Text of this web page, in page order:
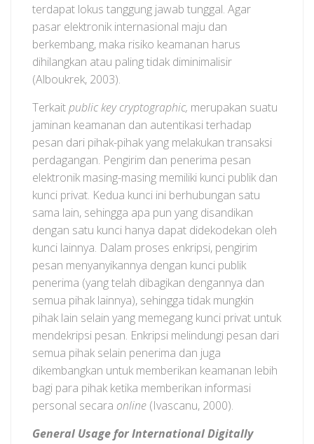
terdapat lokus tanggung jawab tunggal. Agar
pasar elektronik internasional maju dan
berkembang, maka risiko keamanan harus
dihilangkan atau paling tidak diminimalisir
(Alboukrek, 2003).
Terkaitpublic key cryptographic, merupakan suatu
jaminan keamanan dan autentikasi terhadap
pesan dari pihak-pihak yang melakukan transaksi
perdagangan. Pengirim dan penerima pesan
elektronik masing-masing memiliki kunci publik dan
kunci privat. Kedua kunci ini berhubungan satu
sama lain, sehingga apa pun yang disandikan
dengan satu kunci hanya dapat didekodekan oleh
kunci lainnya. Dalam proses enkripsi, pengirim
pesan menyanyikannya dengan kunci publik
penerima (yang telah dibagikan dengannya dan
semua pihak lainnya), sehingga tidak mungkin
pihak lain selain yang memegang kunci privat untuk
mendekripsi pesan. Enkripsi melindungi pesan dari
semua pihak selain penerima dan juga
dikembangkan untuk memberikan keamanan lebih
bagi para pihak ketika memberikan informasi
personal secara online (Ivascanu, 2000).
General Usage for International Digitally